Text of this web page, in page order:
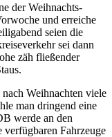
der Weihnachts-
und erreiche
seien die
sei dann
zäh fließender
Weihnachten viele
man dringend eine
werde an den
verfügbaren Fahrzeuge